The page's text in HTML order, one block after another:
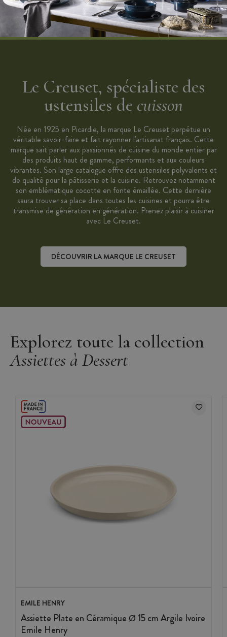
Le Creuset, spécialiste des
ustensiles de cuisson
Née en 1925 en Picardie, la marque Le Creuset perpétue un
véritable savoir-faire et fait rayonner l'artisanat français. Cette
marque sait parler aux passionnés de cuisine du monde entier par
des produits haut de gamme, performants et aux couleurs
vibrantes. Son large catalogue offre des ustensiles polyvalents et
de qualité pour la pâtisserie et la cuisine. Retrouvez notamment
son emblématique cocotte en fonte émaillée. Cette dernière
saura trouver sa place dans toutes les cuisines et pourra être
transmise de génération en génération. Prenez plaisir à cuisiner
avec Le Creuset.
DÉCOUVRIR LA MARQUE LE CREUSET
Explorez toute la collection
Assiettes à Dessert
EMILE HENRY
Assiette Plate en Céramique Ø 15 cm Argile Ivoire
Emile Henry